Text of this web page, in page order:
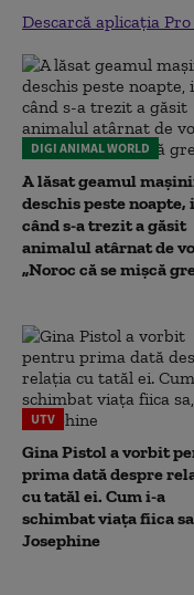
Descarcă aplicația
DIGI ANIMAL WORLD
A lăsat geamul
deschis peste noapte,
când s-a trezit a găsit
animalul atârnat de
„Noroc că se mișcă
UTV
Gina Pistol a vorbit
prima dată despre
cu tatăl ei. Cum i-a
schimbat viața fiica
Josephine